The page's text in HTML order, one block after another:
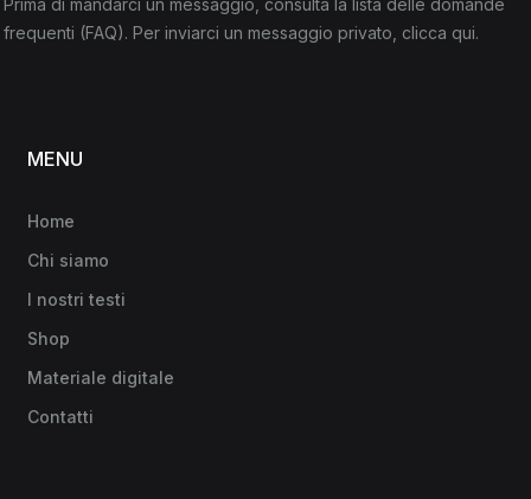
Prima di mandarci un messaggio, consulta la lista delle domande
frequenti (FAQ). Per inviarci un messaggio privato, clicca qui.
MENU
Home
Chi siamo
I nostri testi
Shop
Materiale digitale
Contatti